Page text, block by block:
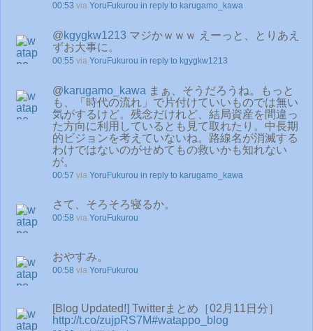
00:53 via YoruFukurou in reply to karugamo_kawa
@kgygkw1213 マジかｗｗｗ えーっと、とりあえ
ずお大事に。
00:55 via YoruFukurou in reply to kgygkw1213
@karugamo_kawa まぁ、そうだろうね。もっと
も、「時代の流れ」で片付けていいものでは無い
気がするけど。残念だけれど、結局資産を間違っ
た方向に利用しているとも見て取れたり。中長期
的ビジョンを考えていないね。路線名が消滅する
わけではないのがせめてもの救いかも知れない
が。
00:57 via YoruFukurou in reply to karugamo_kawa
さて、そろそろ寝るか。
00:58 via YoruFukurou
おやすみ。
00:58 via YoruFukurou
[Blog Updated!] Twitterまとめ［02月11日分］
http://t.co/zujpRS7M#watappo_blog